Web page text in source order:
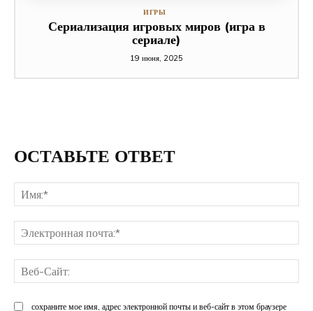
ИГРЫ
Сериализация игровых миров (игра в
сериале)
19 июня, 2025
ОСТАВЬТЕ ОТВЕТ
сохраните мое имя, адрес электронной почты и веб-сайт в этом браузере